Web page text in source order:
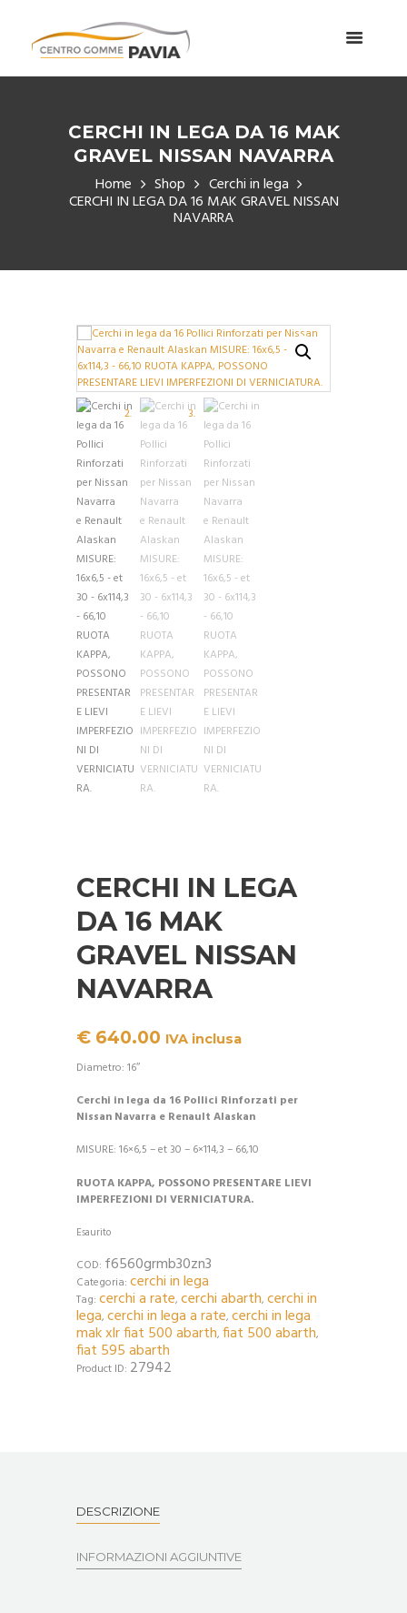
CERCHI IN LEGA DA 16 MAK
GRAVEL NISSAN NAVARRA
Home Shop Cerchi in lega
CERCHI IN LEGA DA 16 MAK GRAVEL NISSAN
NAVARRA
CERCHI IN LEGA
DA 16 MAK
GRAVEL NISSAN
NAVARRA
€ 640.00 IVA inclusa
Diametro: 16″
Cerchi in lega da 16 Pollici Rinforzati per
Nissan Navarra e Renault Alaskan
MISURE: 16×6,5 – et 30 – 6×114,3 – 66,10
RUOTA KAPPA, POSSONO PRESENTARE LIEVI
IMPERFEZIONI DI VERNICIATURA.
Esaurito
COD: f6560grmb30zn3
Categoria: cerchi in lega
Tag: cerchi a rate, cerchi abarth, cerchi in
lega, cerchi in lega a rate, cerchi in lega
mak xlr fiat 500 abarth, fiat 500 abarth,
fiat 595 abarth
Product ID: 27942
DESCRIZIONE
INFORMAZIONI AGGIUNTIVE